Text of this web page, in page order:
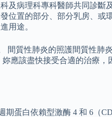
病理科專科醫師共同診斷
置的部分、部分乳房、或
用途。
間質性肺炎的照護間質性
應該盡快接受合適的治療
蛋白依賴型激酶 4 和 6（